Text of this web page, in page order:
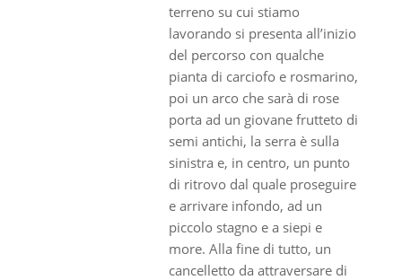
terreno su cui stiamo
lavorando si presenta all’inizio
del percorso con qualche
pianta di carciofo e rosmarino,
poi un arco che sarà di rose
porta ad un giovane frutteto di
semi antichi, la serra è sulla
sinistra e, in centro, un punto
di ritrovo dal quale proseguire
e arrivare infondo, ad un
piccolo stagno e a siepi e
more. Alla fine di tutto, un
cancelletto da attraversare di